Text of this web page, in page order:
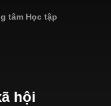
tâm Học tập
hội